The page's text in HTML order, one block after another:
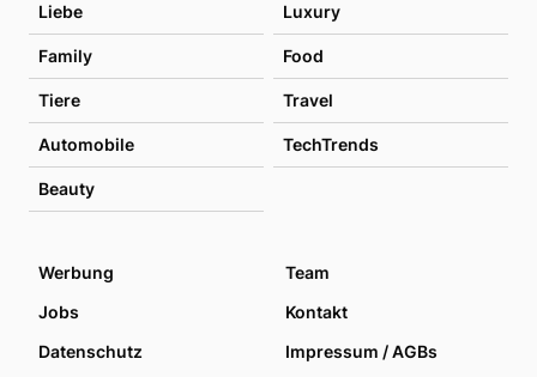
Liebe Luxury
Family Food
Tiere Travel
Automobile TechTrends
Beauty
Werbung
Team
Jobs
Kontakt
Datenschutz
Impressum / AGBs